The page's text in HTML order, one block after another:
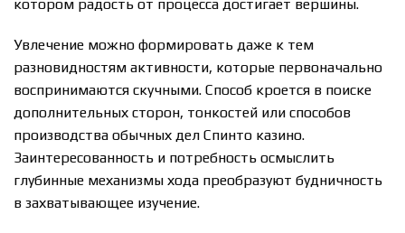
котором радость от процесса достигает вершины.
Увлечение можно формировать даже к тем
разновидностям активности, которые первоначально
воспринимаются скучными. Способ кроется в поиске
дополнительных сторон, тонкостей или способов
производства обычных дел Спинто казино.
Заинтересованность и потребность осмыслить
глубинные механизмы хода преобразуют будничность
в захватывающее изучение.